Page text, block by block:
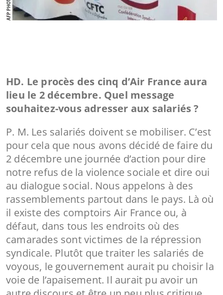
HD. Le procès des cinq d’Air France aura
lieu le 2 décembre. Quel message
souhaitez-vous adresser aux salariés ?
P. M. Les salariés doivent se mobiliser. C’est
pour cela que nous avons décidé de faire du
2 décembre une journée d’action pour dire
notre refus de la violence sociale et dire oui
au dialogue social. Nous appelons à des
rassemblements partout dans le pays. Là où
il existe des comptoirs Air France ou, à
défaut, dans tous les endroits où des
camarades sont victimes de la répression
syndicale. Plutôt que traiter les salariés de
voyous, le gouvernement aurait pu choisir la
voie de l’apaisement. Il aurait pu avoir un